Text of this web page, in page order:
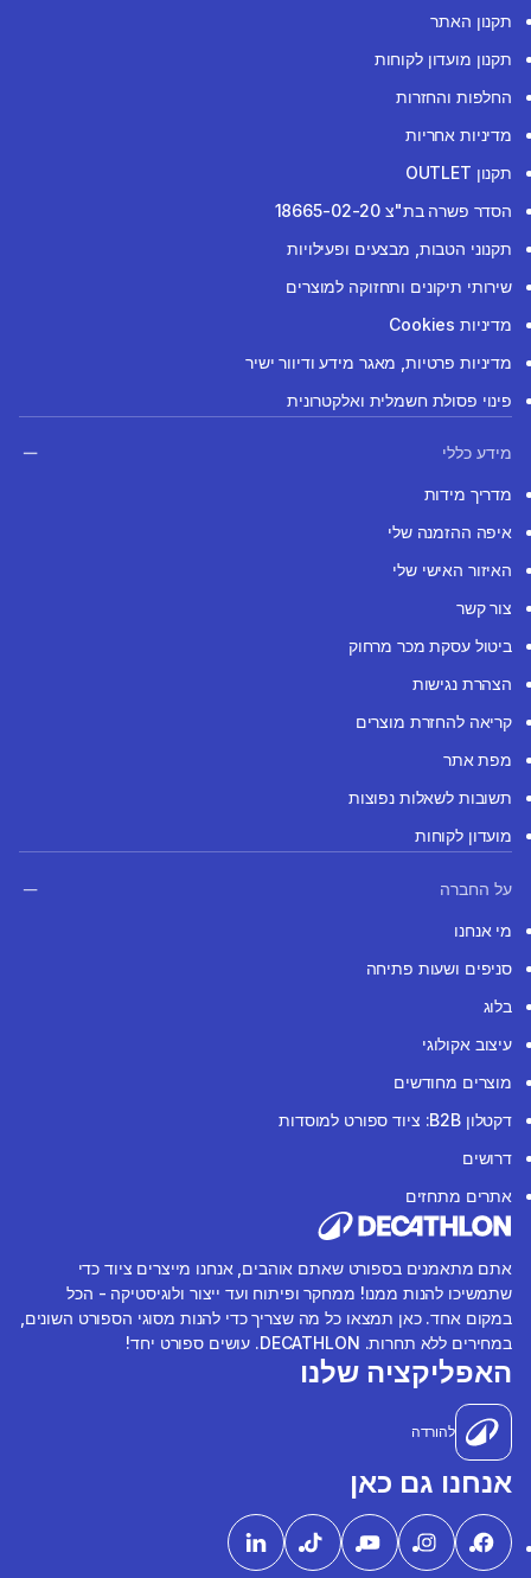
תקנון האתר
תקנון מועדון לקוחות
החלפות והחזרות
מדיניות אחריות
תקנון OUTLET
הסדר פשרה בת"צ 18665-02-20
תקנוני הטבות, מבצעים ופעילויות
שירותי תיקונים ותחזוקה למוצרים
מדיניות Cookies
מדיניות פרטיות, מאגר מידע ודיוור ישיר
פינוי פסולת חשמלית ואלקטרונית
מידע כללי
מדריך מידות
איפה ההזמנה שלי
האיזור האישי שלי
צור קשר
ביטול עסקת מכר מרחוק
הצהרת נגישות
קריאה להחזרת מוצרים
מפת אתר
תשובות לשאלות נפוצות
מועדון לקוחות
על החברה
מי אנחנו
סניפים ושעות פתיחה
בלוג
עיצוב אקולוגי
מוצרים מחודשים
דקטלון B2B: ציוד ספורט למוסדות
דרושים
אתרים מתחזים
אתם מתאמנים בספורט שאתם אוהבים, אנחנו מייצרים ציוד כדי
שתמשיכו להנות ממנו! ממחקר ופיתוח ועד ייצור ולוגיסטיקה - הכל
במקום אחד. כאן תמצאו כל מה שצריך כדי להנות מסוגי הספורט השונים,
במחירים ללא תחרות. DECATHLON. עושים ספורט יחד!
האפליקציה שלנו
להורדה
אנחנו גם כאן